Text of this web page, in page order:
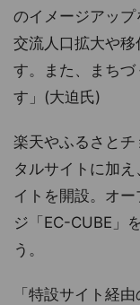
のイメージアッ
交流人口拡大や
す。また、まちづ
す」(大迫氏)
楽天やふるさと
タルサイトに加
イトを開設。オ
ジ「EC-CUBE」
う。
「特設サイト経